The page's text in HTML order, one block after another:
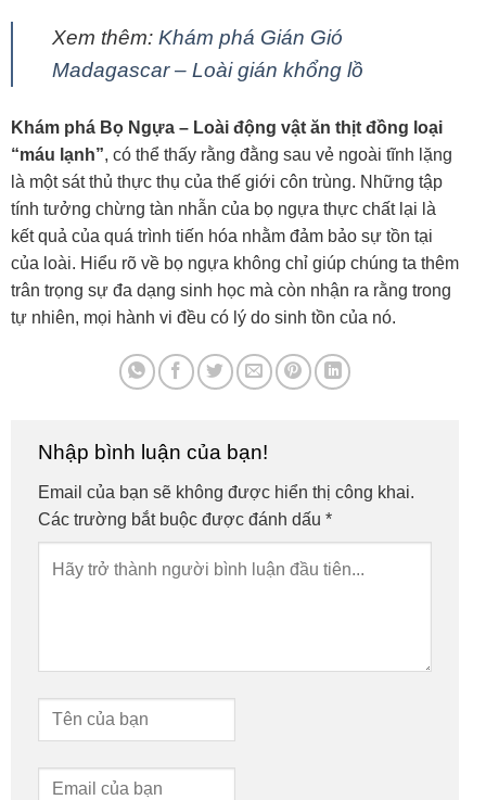
Xem thêm: Khám phá Gián Gió
Madagascar – Loài gián khổng lồ
Khám phá Bọ Ngựa – Loài động vật ăn thịt đồng loại
“máu lạnh”, có thể thấy rằng đằng sau vẻ ngoài tĩnh lặng
là một sát thủ thực thụ của thế giới côn trùng. Những tập
tính tưởng chừng tàn nhẫn của bọ ngựa thực chất lại là
kết quả của quá trình tiến hóa nhằm đảm bảo sự tồn tại
của loài. Hiểu rõ về bọ ngựa không chỉ giúp chúng ta thêm
trân trọng sự đa dạng sinh học mà còn nhận ra rằng trong
tự nhiên, mọi hành vi đều có lý do sinh tồn của nó.
Nhập bình luận của bạn!
Email của bạn sẽ không được hiển thị công khai.
Các trường bắt buộc được đánh dấu *